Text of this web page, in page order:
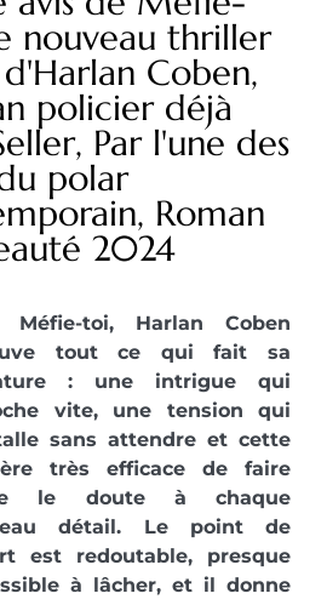
nouveau thriller
Coben,
policier déjà
Par l'une des
polar
Roman
2024
Méfie-toi, Harlan Coben
tout ce qui fait sa
: une intrigue qui
vite, une tension qui
sans attendre et cette
très efficace de faire
le doute à chaque
détail. Le point de
est redoutable, presque
à lâcher, et il donne